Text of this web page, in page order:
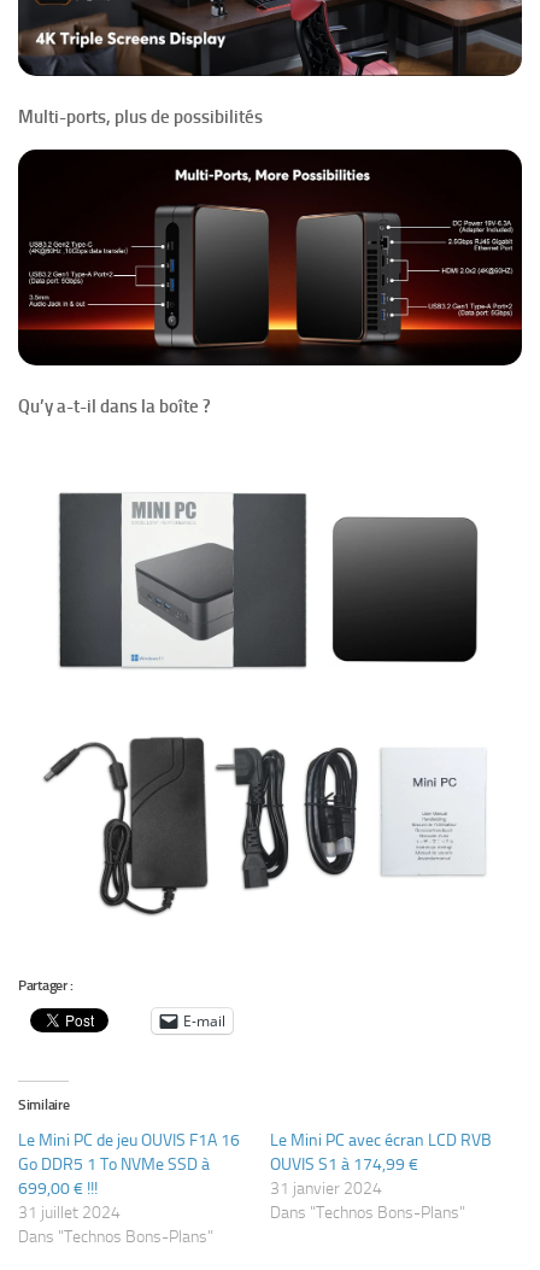
Multi-ports, plus de possibilités
Qu’y a-t-il dans la boîte ?
Partager :
E-mail
Similaire
Le Mini PC de jeu OUVIS F1A 16
Go DDR5 1 To NVMe SSD à
699,00 € !!!
31 juillet 2024
Dans "Technos Bons-Plans"
Le Mini PC avec écran LCD RVB
OUVIS S1 à 174,99 €
31 janvier 2024
Dans "Technos Bons-Plans"